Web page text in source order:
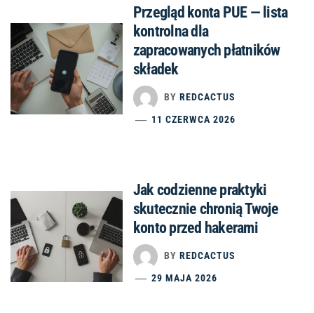
Przegląd konta PUE — lista
kontrolna dla
zapracowanych płatników
składek
BY REDCACTUS
11 CZERWCA 2026
Jak codzienne praktyki
skutecznie chronią Twoje
konto przed hakerami
BY REDCACTUS
29 MAJA 2026